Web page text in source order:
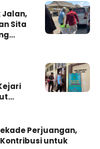
Jalan,
Sita
Perjuangan,
untuk